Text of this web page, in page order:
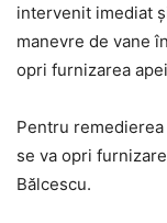
intervenit imediat
manevre de vane
opri furnizarea
Pentru
se va opri
Bălcescu.